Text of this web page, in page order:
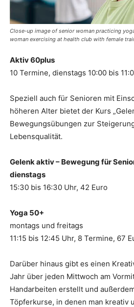
Close-up image of senior woman practicing
woman exercising at health club with female
Aktiv 60plus
10 Termine, dienstags 10:00 bis
Speziell auch für Senioren mit
höheren Alter bietet der Kurs
Bewegungsübungen zur
Lebensqualität.
Gelenk aktiv – Bewegung für
dienstags
15:30 bis 16:30 Uhr, 42 Euro
Yoga 50+
montags und freitags
11:15 bis 12:45 Uhr, 8 Termine, 67
Darüber hinaus gibt es einen
Jahr über jeden Mittwoch am
Handarbeiten erstellt und
Töpferkurse, in denen man kreativ